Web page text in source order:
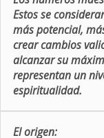
Estos se
más potencial,
crear cambios
alcanzar su
representan un
espiritualidad.
El origen: